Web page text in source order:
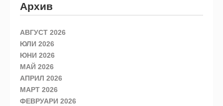
Архив
АВГУСТ 2026
ЮЛИ 2026
ЮНИ 2026
МАЙ 2026
АПРИЛ 2026
МАРТ 2026
ФЕВРУАРИ 2026